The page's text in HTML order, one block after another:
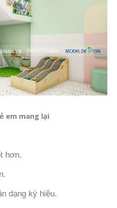
em mang lại
hơn.
dạng ký hiệu.